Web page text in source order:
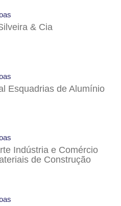
& Cia
Esquadrias de Alumínio
Indústria e Comércio
de Construção